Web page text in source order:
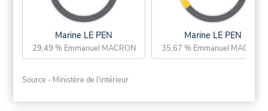
Marine LE PEN
29,49 % Emmanuel MACRON
Marine LE PEN
35,67 % Emmanuel MACRON
Source - Ministère de l'intérieur